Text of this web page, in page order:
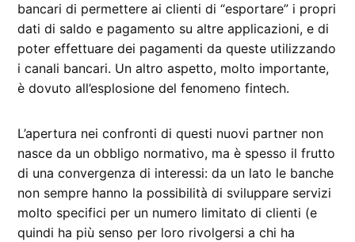
bancari di permettere ai clienti di “esportare” i propri
dati di saldo e pagamento su altre applicazioni, e di
poter effettuare dei pagamenti da queste utilizzando
i canali bancari. Un altro aspetto, molto importante,
è dovuto all’esplosione del fenomeno fintech.
L’apertura nei confronti di questi nuovi partner non
nasce da un obbligo normativo, ma è spesso il frutto
di una convergenza di interessi: da un lato le banche
non sempre hanno la possibilità di sviluppare servizi
molto specifici per un numero limitato di clienti (e
quindi ha più senso per loro rivolgersi a chi ha